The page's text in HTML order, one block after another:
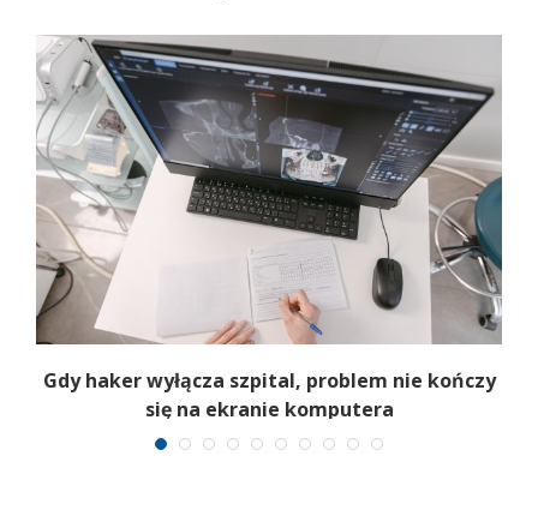
Gdy haker wyłącza szpital, problem nie kończy
się na ekranie komputera